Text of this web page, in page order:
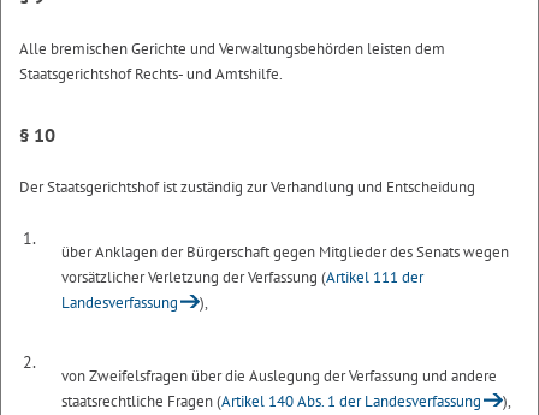
Alle bremischen Gerichte und Verwaltungsbehörden leisten dem
Staatsgerichtshof Rechts- und Amtshilfe.
§ 10
Der Staatsgerichtshof ist zuständig zur Verhandlung und Entscheidung
1.
über Anklagen der Bürgerschaft gegen Mitglieder des Senats wegen
vorsätzlicher Verletzung der Verfassung (Artikel 111 der
Landesverfassung
),
2.
von Zweifelsfragen über die Auslegung der Verfassung und andere
staatsrechtliche Fragen (Artikel 140 Abs. 1 der Landesverfassung ),